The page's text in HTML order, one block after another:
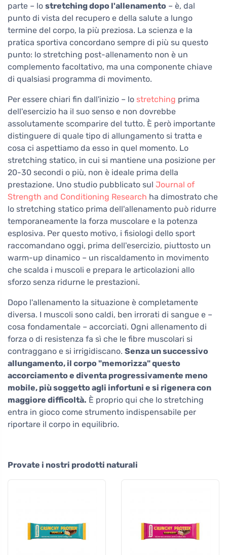
parte – lo stretching dopo l'allenamento – è, dal
punto di vista del recupero e della salute a lungo
termine del corpo, la più preziosa. La scienza e la
pratica sportiva concordano sempre di più su questo
punto: lo stretching post-allenamento non è un
complemento facoltativo, ma una componente chiave
di qualsiasi programma di movimento.
Per essere chiari fin dall'inizio – lo stretching prima
dell'esercizio ha il suo senso e non dovrebbe
assolutamente scomparire del tutto. È però importante
distinguere di quale tipo di allungamento si tratta e
cosa ci aspettiamo da esso in quel momento. Lo
stretching statico, in cui si mantiene una posizione per
20-30 secondi o più, non è ideale prima della
prestazione. Uno studio pubblicato sul Journal of
Strength and Conditioning Research ha dimostrato che
lo stretching statico prima dell'allenamento può ridurre
temporaneamente la forza muscolare e la potenza
esplosiva. Per questo motivo, i fisiologi dello sport
raccomandano oggi, prima dell'esercizio, piuttosto un
warm-up dinamico – un riscaldamento in movimento
che scalda i muscoli e prepara le articolazioni allo
sforzo senza ridurne le prestazioni.
Dopo l'allenamento la situazione è completamente
diversa. I muscoli sono caldi, ben irrorati di sangue e –
cosa fondamentale – accorciati. Ogni allenamento di
forza o di resistenza fa sì che le fibre muscolari si
contraggano e si irrigidiscano. Senza un successivo
allungamento, il corpo "memorizza" questo
accorciamento e diventa progressivamente meno
mobile, più soggetto agli infortuni e si rigenera con
maggiore difficoltà. È proprio qui che lo stretching
entra in gioco come strumento indispensabile per
riportare il corpo in equilibrio.
Provate i nostri prodotti naturali